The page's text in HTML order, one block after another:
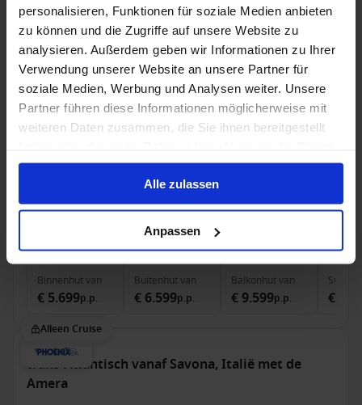
personalisieren, Funktionen für soziale Medien anbieten
zu können und die Zugriffe auf unsere Website zu
analysieren. Außerdem geben wir Informationen zu Ihrer
Verwendung unserer Website an unsere Partner für
soziale Medien, Werbung und Analysen weiter. Unsere
Partner führen diese Informationen möglicherweise mit
weiteren Daten zusammen, die Sie ihnen bereitgestellt
gesammelt haben.
Alle zulassen
Anpassen
was € 1.379
was€ 4.273
Alleen Cruise
Midden-Amerika vanaf Lima-Callao, Peru met de
Amera
Van Lima-Callao Naar Galveston
Nachten
Binnenhutvan
€ 5.699p.p.
Buitenhutvan
€ 6.599p.p.
Balkonhutvan
€ 9.599p.p.
Suite
€
Alleen Cruise
trans-Atlantisch vanaf Savona, Italië met de
Amera